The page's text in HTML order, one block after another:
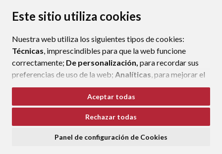
Este sitio utiliza cookies
Nuestra web utiliza los siguientes tipos de cookies:
Técnicas, imprescindibles para que la web funcione
correctamente; De personalización, para recordar sus
preferencias de uso de la web; Analíticas, para mejorar el
funcionamiento de la web y sus servicios.
Si acepta pulsando el botón“Aceptar todas”
consideramos que acepta su uso. Si pulsa el botón
ninguna acción, se guardarán las cookies técnicas
Aceptar todas
Rechazar todas
Panel de configuración de Cookies
PROTECCIÓN DE DATOS
POLÍTICA DE COOKIES